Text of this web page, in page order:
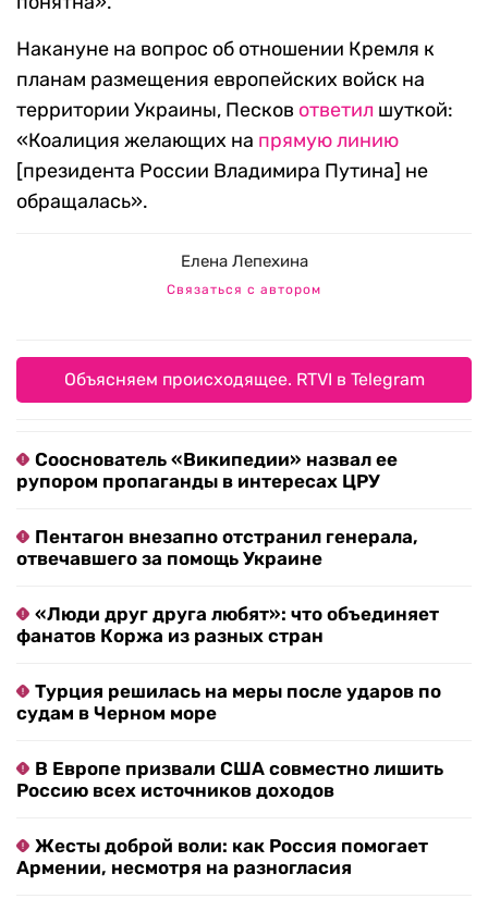
Накануне на вопрос об отношении Кремля к
планам размещения европейских войск на
территории Украины, Песков ответил шуткой:
«Коалиция желающих на прямую линию
[президента России Владимира Путина] не
обращалась».
Елена Лепехина
Связаться с автором
Объясняем происходящее. RTVI в Telegram
Сооснователь «Википедии» назвал ее
рупором пропаганды в интересах ЦРУ
Пентагон внезапно отстранил генерала,
отвечавшего за помощь Украине
«Люди друг друга любят»: что объединяет
фанатов Коржа из разных стран
Турция решилась на меры после ударов по
судам в Черном море
В Европе призвали США совместно лишить
Россию всех источников доходов
Жесты доброй воли: как Россия помогает
Армении, несмотря на разногласия